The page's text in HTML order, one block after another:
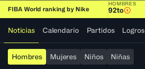
FIBA World ranking by Nike
HOMBRES
92to
Noticias Calendario Partidos Logros
Hombres Mujeres Niños Niñas